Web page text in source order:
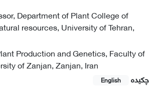
Department of Plant College of
resources, University of Tehran,
Production and Genetics, Faculty of
of Zanjan, Zanjan, Iran
چکیده
English